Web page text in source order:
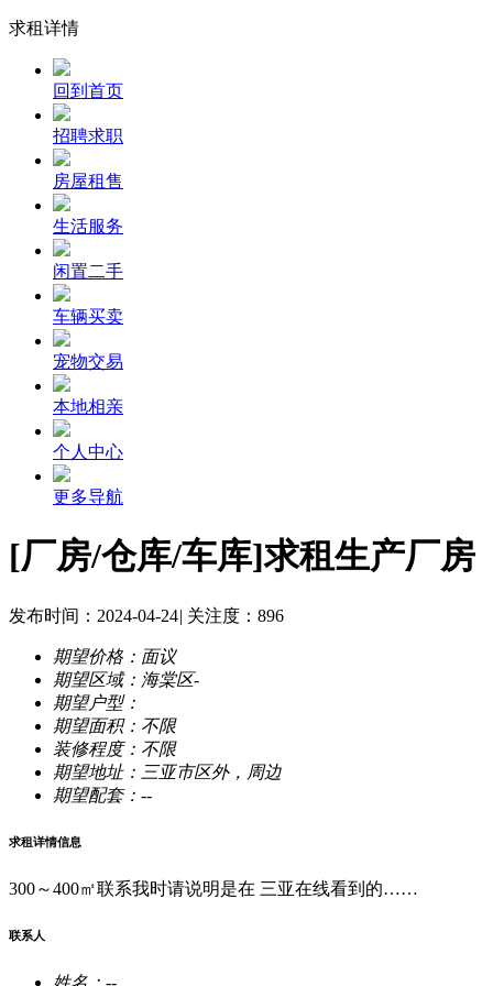
求租详情
回到首页
招聘求职
房屋租售
生活服务
闲置二手
车辆买卖
宠物交易
本地相亲
个人中心
更多导航
[厂房/仓库/车库]求租生产厂房
发布时间：2024-04-24| 关注度：896
期望价格： 面议
期望区域： 海棠区-
期望户型：
期望面积： 不限
装修程度： 不限
期望地址： 三亚市区外，周边
期望配套： --
求租详情信息
300～400㎡联系我时请说明是在 三亚在线看到的……
联系人
姓名： --